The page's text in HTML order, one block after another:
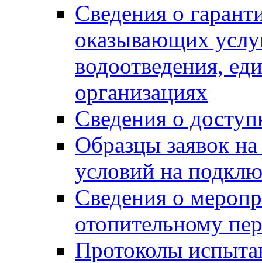
Сведения о
оказывающих
водоотведения,
организациях
Сведения о
Образцы заявок
условий на
Сведения о
отопительному
Протоколы